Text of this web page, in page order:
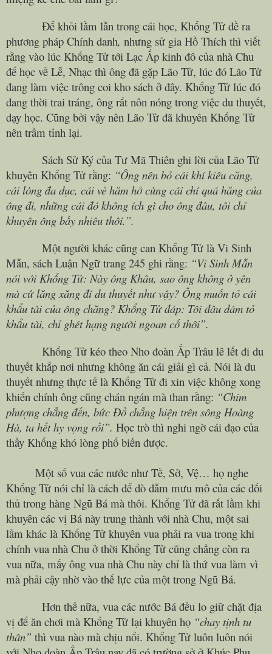
Để khỏi lầm lẫn trong cái học, Khổng Tử đề ra
phương pháp Chính danh, nhưng sử gia Hồ Thích thì viết
rằng vào lúc Khổng Tử tới Lạc Ấp kinh đô của nhà Chu
để học về Lễ, Nhạc thì ông đã gặp Lão Tử, lúc đó Lão Tử
đang làm việc trông coi kho sách ở đây. Khổng Tử lúc đó
đang thời trai tráng, ông rất nôn nóng trong việc du thuyết,
dạy học. Cũng bởi vậy nên Lão Tử đã khuyên Khổng Tử
nên trầm tỉnh lại.
Sách Sử Ký của Tư Mã Thiên ghi lời của Lão Tử
khuyên Khổng Tử rằng: “Ông nên bỏ cái khí kiêu căng,
cái lòng đa dục, cái vẻ hăm hở cùng cái chí quá hăng của
ông đi, những cái đó không ích gì cho ông đâu, tôi chỉ
khuyên ông bấy nhiêu thôi.”.
Một người khác cũng can Khổng Tử là Vi Sinh
Mẫn, sách Luận Ngữ trang 245 ghi rằng: “Vi Sinh Mẫn
nói với Khổng Tử: Này ông Khâu, sao ông không ở yên
mà cứ lăng xăng đi du thuyết như vậy? Ông muốn tỏ cái
khẩu tài của ông chăng? Khổng Tử đáp: Tôi đâu dám tỏ
khẩu tài, chỉ ghét hạng người ngoan cố thôi”.
Khổng Tử kéo theo Nho đoàn Ấp Trâu lê lết đi du
thuyết khắp nơi nhưng không ăn cái giải gì cả. Nói là du
thuyết nhưng thực tế là Khổng Tử đi xin việc không xong
khiến chính ông cũng chán ngán mà than rằng: “Chim
phượng chẳng đến, bức Đồ chẳng hiện trên sông Hoàng
Hà, ta hết hy vọng rồi”. Học trò thì nghi ngờ cái đạo của
thầy Khổng khó lòng phổ biến được.
Một số vua các nước như Tề, Sở, Vệ… họ nghe
Khổng Tử nói chỉ là cách để dò dẫm mưu mô của các đối
thủ trong hàng Ngũ Bá mà thôi. Khổng Tử đã rất lầm khi
khuyên các vị Bá này trung thành với nhà Chu, một sai
lầm khác là Khổng Tử khuyên vua phải ra vua trong khi
chính vua nhà Chu ở thời Khổng Tử cũng chẳng còn ra
vua nữa, mấy ông vua nhà Chu này chỉ là thứ vua làm vì
mà phải cậy nhờ vào thế lực của một trong Ngũ Bá.
Hơn thế nữa, vua các nước Bá đều lo giữ chặt địa
vị để ăn chơi mà Khổng Tử lại khuyên họ “chay tịnh tu
thân” thì vua nào mà chịu nổi. Khổng Tử luôn luôn nói